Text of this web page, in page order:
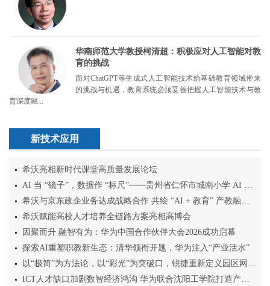
华南师范大学教授柯清超：积极应对人工智能对教
育的挑战
面对ChatGPT等生成式人工智能技术给基础教育领域带来
的挑战与机遇，教育系统必须妥善把握人工智能技术与教
育深度融...
新技术应用
希沃亮相新时代课堂高质量发展论坛
AI 当 “镜子”，数据作 “标尺”——贵州省仁怀市城南小学 AI 课堂变革纪实
希沃与京东政企业务达成战略合作 共绘 “AI + 教育” 产教融合新图景
希沃赋能高校人才培养全链路方案亮相高博会
因聚而升 融智有为：华为中国合作伙伴大会2026成功启幕
探索AI重塑职教新生态：清华领衔开题，华为注入“产业活水”
以“极简”为方法论，以“彩光”为突破口，锐捷重新定义园区网络底层范式
ICT人才缺口加剧数智经济鸿沟 华为联合沈阳工学院打造产教融合全球样板